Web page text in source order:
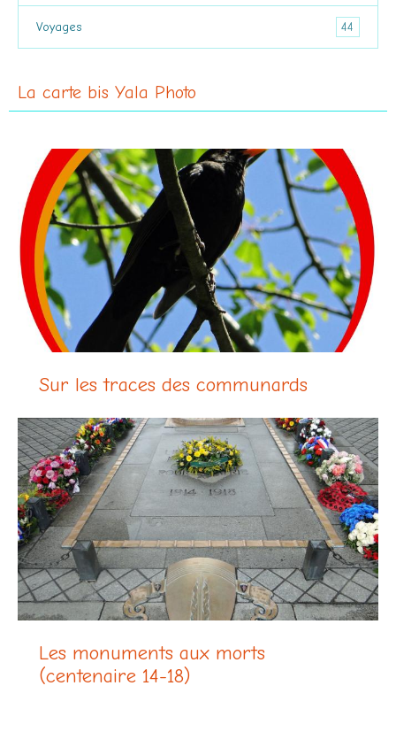
Voyages 44
La carte bis Yala Photo
Sur les traces des communards
Les monuments aux morts
(centenaire 14-18)